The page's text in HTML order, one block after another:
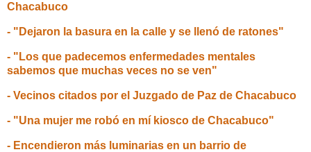
Chacabuco
- "Dejaron la basura en la calle y se llenó de ratones"
- "Los que padecemos enfermedades mentales
sabemos que muchas veces no se ven"
- Vecinos citados por el Juzgado de Paz de Chacabuco
- "Una mujer me robó en mí kiosco de Chacabuco"
- Encendieron más luminarias en un barrio de